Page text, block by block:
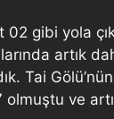
02 gibi yola
artık
Tai
olmuştu ve